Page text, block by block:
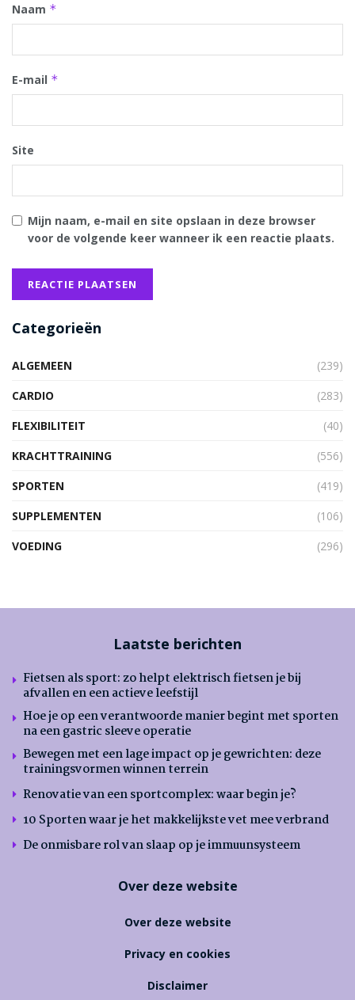
Naam *
E-mail *
Site
Mijn naam, e-mail en site opslaan in deze browser
voor de volgende keer wanneer ik een reactie plaats.
Categorieën
ALGEMEEN
(239)
CARDIO
(283)
FLEXIBILITEIT
(40)
KRACHTTRAINING
(556)
SPORTEN
(419)
SUPPLEMENTEN
(106)
VOEDING
(296)
Laatste berichten
Fietsen als sport: zo helpt elektrisch fietsen je bij
afvallen en een actieve leefstijl
Hoe je op een verantwoorde manier begint met sporten
na een gastric sleeve operatie
Bewegen met een lage impact op je gewrichten: deze
trainingsvormen winnen terrein
Renovatie van een sportcomplex: waar begin je?
10 Sporten waar je het makkelijkste vet mee verbrand
De onmisbare rol van slaap op je immuunsysteem
Over deze website
Over deze website
Privacy en cookies
Disclaimer